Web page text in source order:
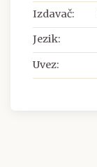
Izdavač:
Jezik:
Uvez: